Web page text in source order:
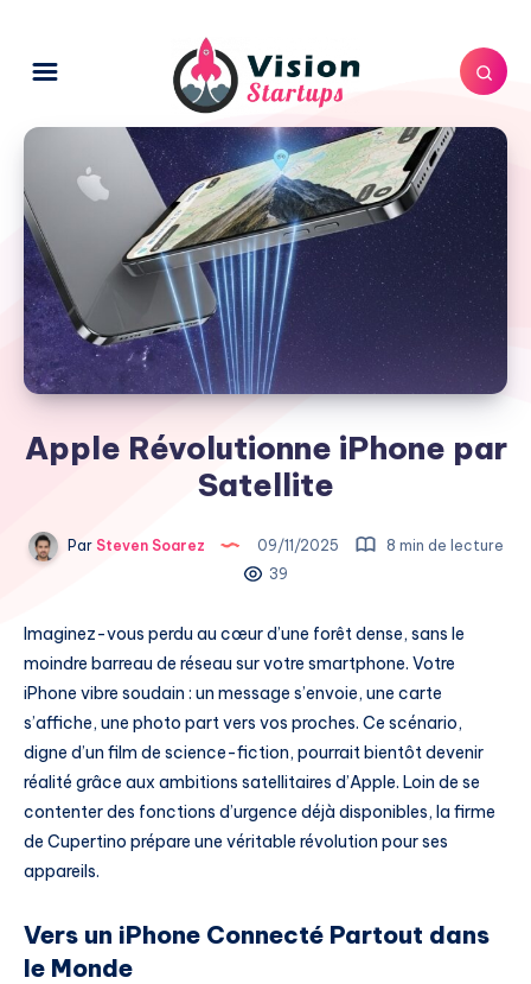
Apple Révolutionne iPhone par
Satellite
ParSteven Soarez 09/11/2025
8 min de lecture
39
Imaginez-vous perdu au cœur d’une forêt dense, sans le
moindre barreau de réseau sur votre smartphone. Votre
iPhone vibre soudain : un message s’envoie, une carte
s’affiche, une photo part vers vos proches. Ce scénario,
digne d’un film de science-fiction, pourrait bientôt devenir
réalité grâce aux ambitions satellitaires d’Apple. Loin de se
contenter des fonctions d’urgence déjà disponibles, la firme
de Cupertino prépare une véritable révolution pour ses
appareils.
Vers un iPhone Connecté Partout dans
le Monde